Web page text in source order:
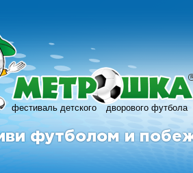
фестиваль детского дворового футбола
R
футболом и